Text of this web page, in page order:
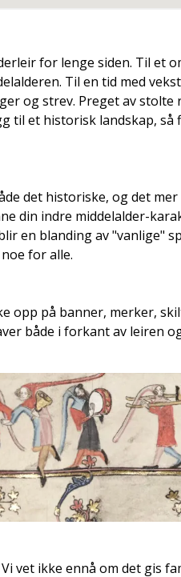
for lenge siden. Til et
Til en tid med
og strev. Preget av stolte
til et historisk landskap, så
det historiske, og det
din indre middelalder-
en blanding av "vanlige"
for alle.
opp på banner, merker,
både i forkant av leiren
vet ikke ennå om det gis